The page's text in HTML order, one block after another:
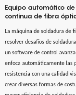
Equipo automático
continua de fibra
La máquina de soldadura de
resolver desafíos de
un software de control
enfoca automáticamente las
resistencia con una calidad
crear diversas formas de